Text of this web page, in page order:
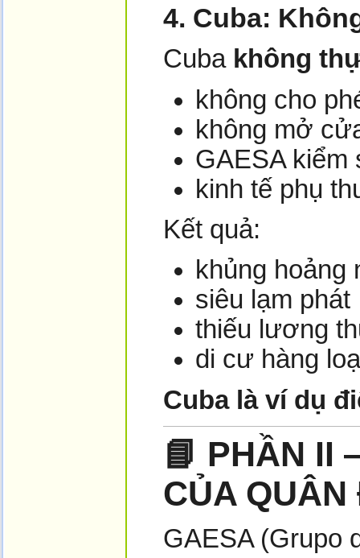
4. Cuba:
Cuba không
không cho
không mở
GAESA kiểm
kinh tế phụ
Kết quả:
khủng hoảng
siêu lạm phát
thiếu lương
di cư hàng
Cuba là ví dụ
📘 PHẦN II
CỦA
GAESA (Grupo